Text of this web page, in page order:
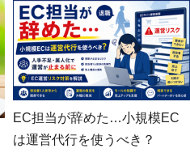
EC担当が辞めた…小規模EC
は運営代行を使うべき？